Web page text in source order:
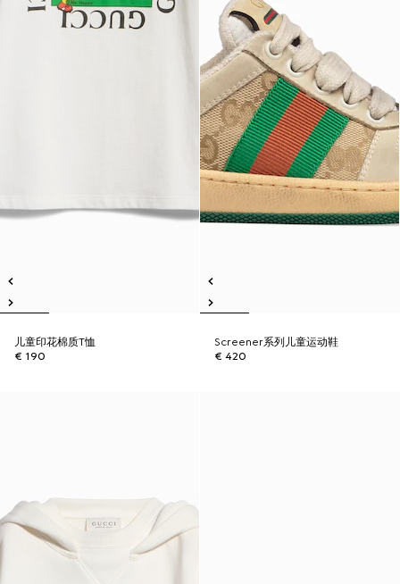
儿童印花棉质T恤
€ 190
Screener系列儿童运动鞋
€ 420